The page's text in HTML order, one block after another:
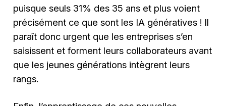
puisque seuls 31% des 35 ans et plus voient
précisément ce que sont les IA génératives ! Il
paraît donc urgent que les entreprises s’en
saisissent et forment leurs collaborateurs avant
que les jeunes générations intègrent leurs
rangs.